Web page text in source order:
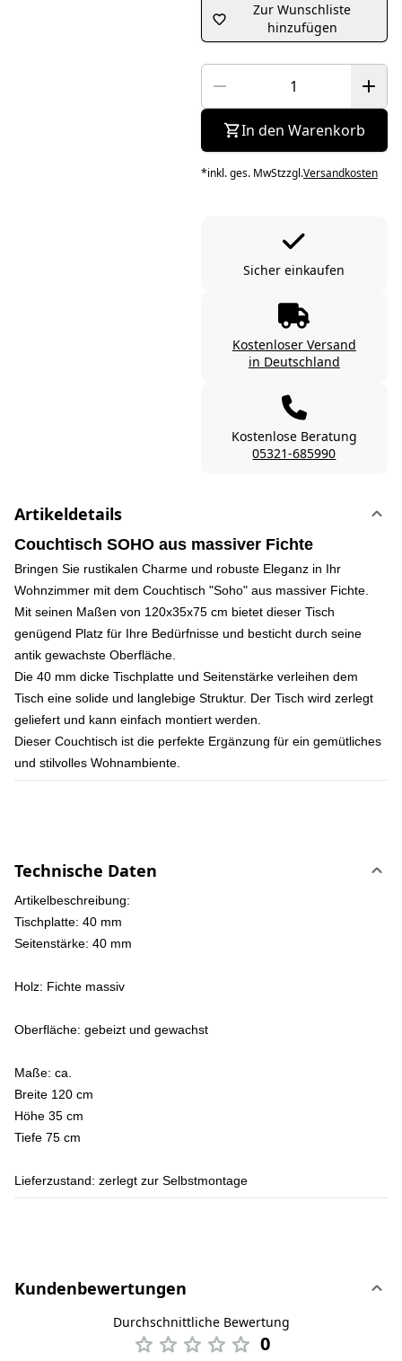
Zur Wunschliste
hinzufügen
In den Warenkorb
*inkl. ges. MwStzzgl.Versandkosten
Sicher einkaufen
Kostenloser Versand
in Deutschland
Kostenlose Beratung
05321-685990
Artikeldetails
Couchtisch SOHO aus massiver Fichte
Bringen Sie rustikalen Charme und robuste Eleganz in Ihr
Wohnzimmer mit dem Couchtisch "Soho" aus massiver Fichte.
Mit seinen Maßen von 120x35x75 cm bietet dieser Tisch
genügend Platz für Ihre Bedürfnisse und besticht durch seine
antik gewachste Oberfläche.
Die 40 mm dicke Tischplatte und Seitenstärke verleihen dem
Tisch eine solide und langlebige Struktur. Der Tisch wird zerlegt
geliefert und kann einfach montiert werden.
Dieser Couchtisch ist die perfekte Ergänzung für ein gemütliches
und stilvolles Wohnambiente.
Technische Daten
Artikelbeschreibung:
Tischplatte: 40 mm
Seitenstärke: 40 mm
Holz: Fichte massiv
Oberfläche: gebeizt und gewachst
Maße: ca.
Breite 120 cm
Höhe 35 cm
Tiefe 75 cm
Lieferzustand: zerlegt zur Selbstmontage
Kundenbewertungen
Durchschnittliche Bewertung
0